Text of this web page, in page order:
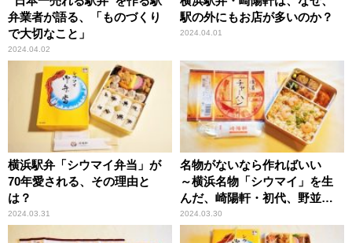
弁業者が語る、「ものづくり
で大切なこと」
2024.04.02
駅の外にもお店が多いのか？
2024.04.01
横浜駅弁「シウマイ弁当」が
70年愛される、その理由と
は？
2024.03.31
名物がないなら作ればいい
～横浜名物「シウマイ」を生
んだ、崎陽軒・初代、野並茂
吉の精神とは？
2024.03.30